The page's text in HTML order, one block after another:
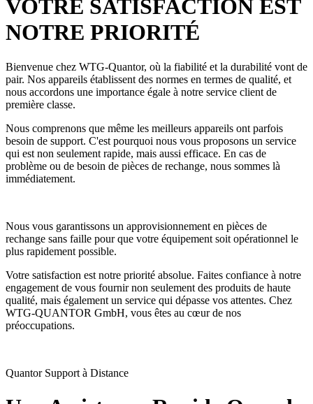
VOTRE SATISFACTION EST
NOTRE PRIORITÉ
Bienvenue chez WTG-Quantor, où la fiabilité et la durabilité vont de
pair. Nos appareils établissent des normes en termes de qualité, et
nous accordons une importance égale à notre service client de
première classe.
Nous comprenons que même les meilleurs appareils ont parfois
besoin de support. C'est pourquoi nous vous proposons un service
qui est non seulement rapide, mais aussi efficace. En cas de
problème ou de besoin de pièces de rechange, nous sommes là
immédiatement.
Nous vous garantissons un approvisionnement en pièces de
rechange sans faille pour que votre équipement soit opérationnel le
plus rapidement possible.
Votre satisfaction est notre priorité absolue. Faites confiance à notre
engagement de vous fournir non seulement des produits de haute
qualité, mais également un service qui dépasse vos attentes. Chez
WTG-QUANTOR GmbH, vous êtes au cœur de nos
préoccupations.
Quantor Support à Distance